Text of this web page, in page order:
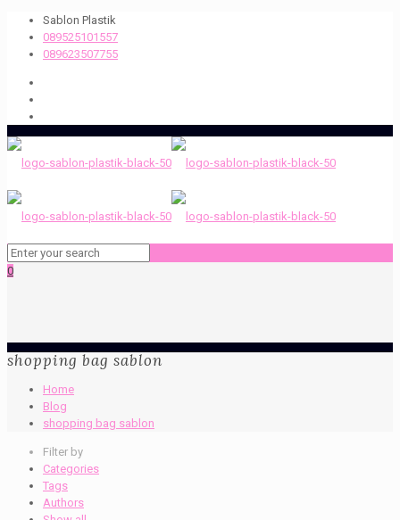
Sablon Plastik
089525101557
089623507755
0
shopping bag sablon
Home
Blog
shopping bag sablon
Filter by
Categories
Tags
Authors